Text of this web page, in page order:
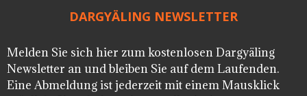
DARGYÄLING NEWSLETTER
Melden Sie sich hier zum kostenlosen Dargyäling
Newsletter an und bleiben Sie auf dem Laufenden.
Eine Abmeldung ist jederzeit mit einem Mausklick